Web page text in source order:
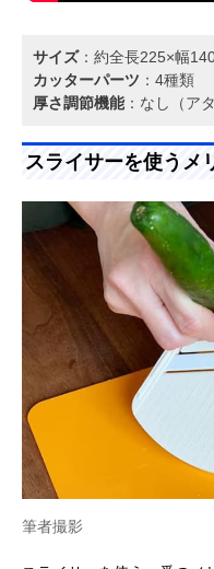
サイズ：約全長225×幅
カッターパーツ ：4種類
厚さ調節機能：なし（ア
スライサーを使うメ
筆者撮影